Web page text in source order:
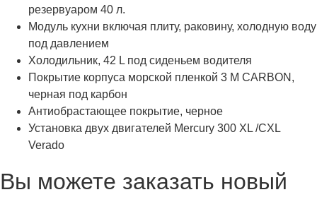
резервуаром 40 л.
Модуль кухни включая плиту, раковину, холодную воду
под давлением
Холодильник, 42 L под сиденьем водителя
Покрытие корпуса морской пленкой 3 М CARBON,
черная под карбон
Антиобрастающее покрытие, черное
Установка двух двигателей Mercury 300 XL /CXL
Verado
Вы можете заказать новый